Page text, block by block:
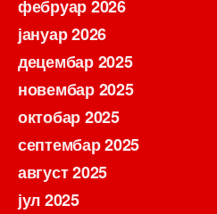
фебруар 2026
јануар 2026
децембар 2025
новембар 2025
октобар 2025
септембар 2025
август 2025
јул 2025